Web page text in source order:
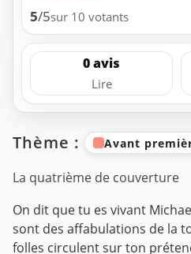
5/5sur 10 votants
0 avis
Lire
Thème : Avant
La quatrième de couverture
On dit que tu es vivant
sont des affabulations de la
folles circulent sur ton